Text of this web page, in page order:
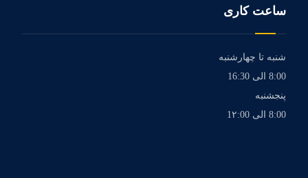
ساعت کاری
شنبه تا چهارشنبه
8:00 الی 16:30
پنجشنبه
8:00 الی 1۲:00